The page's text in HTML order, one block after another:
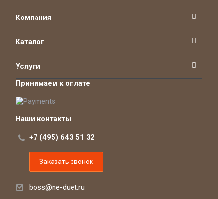
Компания
Каталог
Услуги
Принимаем к оплате
Наши контакты
+7 (495) 643 51 32
Заказать звонок
boss@ne-duet.ru